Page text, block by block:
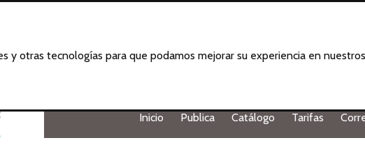
Inicio Publica Catálogo Tarifas
y otras tecnologías para que podamos mejorar su experiencia en